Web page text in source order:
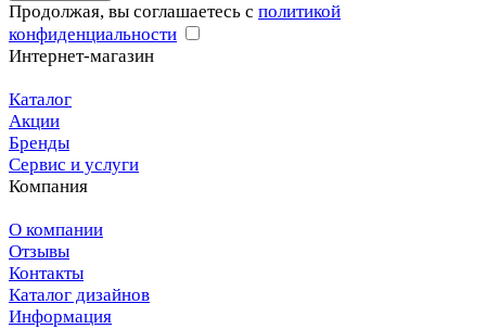
Продолжая, вы соглашаетесь с политикой
конфиденциальности
Интернет-магазин
Каталог
Акции
Бренды
Сервис и услуги
Компания
О компании
Отзывы
Контакты
Каталог дизайнов
Информация